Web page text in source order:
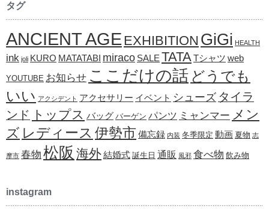
タグ
ANCIENT AGE EXHIBITION GiGi HEALTH
ink joli KURO MATATABI miraco SALE TATATシャツ web
YOUTUBE お知らせ ここだけの話 どうでも
いい アクシデント アクセサリー イベント シューズ タイラ
ンド トップス バッグ バーゲン パンツ ミャンマー メン
ズ レディース 伊勢市 備忘録 内装 冬季限定 動画 夏物 志
摩市 春物 松阪 海外結婚式 誕生日 通販 風邪 食べ物 飲み物
instagram